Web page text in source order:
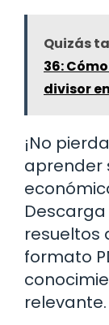
Quizás
36:
divisor
¡No
aprender
resueltos
formato
relevante.